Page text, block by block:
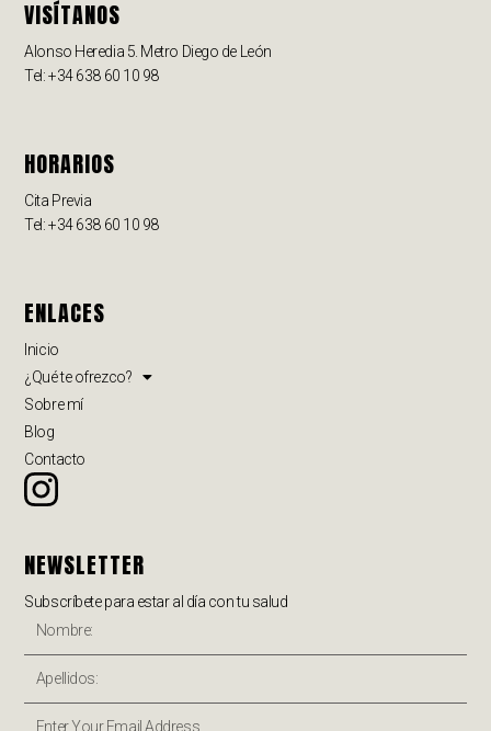
VISÍTANOS
Alonso Heredia 5. Metro Diego de León
Tel: +34 638 60 10 98
HORARIOS
Cita Previa
Tel: +34 638 60 10 98
ENLACES
Inicio
¿Qué te ofrezco?
Sobre mí
Blog
Contacto
NEWSLETTER
Subscríbete para estar al día con tu salud